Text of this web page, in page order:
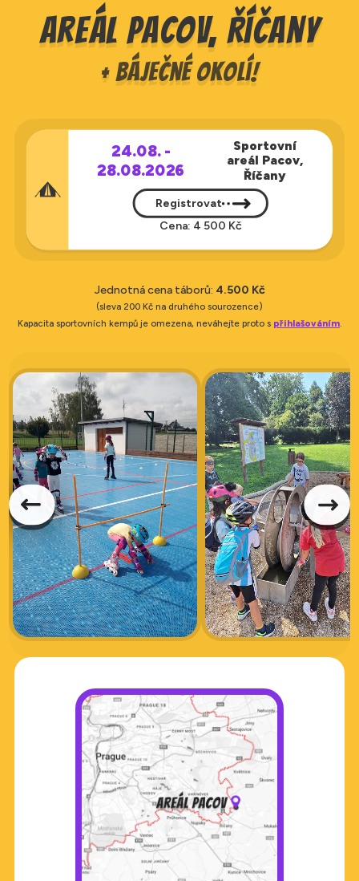
Areál PACOV, Říčany
+ báječné okolí!
24.08. -
28.08.2026
Sportovní
areál Pacov,
Říčany
Registrovat
Cena: 4 500 Kč
Jednotná cena táborů: 4.500 Kč
(sleva 200 Kč na druhého sourozence)
Kapacita sportovních kempů je omezena, neváhejte proto s přihlašováním